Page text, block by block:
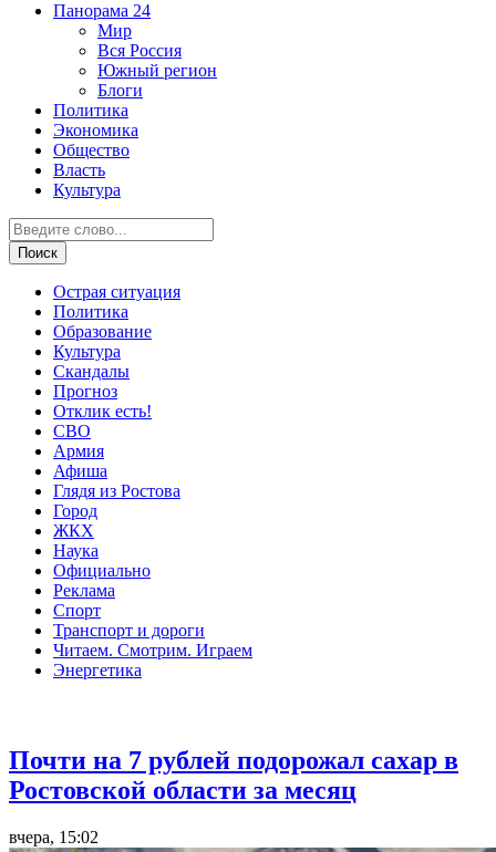
Панорама 24
Мир
Вся Россия
Южный регион
Блоги
Политика
Экономика
Общество
Власть
Культура
Острая ситуация
Политика
Образование
Культура
Скандалы
Прогноз
Отклик есть!
СВО
Армия
Афиша
Глядя из Ростова
Город
ЖКХ
Наука
Официально
Реклама
Спорт
Транспорт и дороги
Читаем. Смотрим. Играем
Энергетика
Почти на 7 рублей подорожал сахар в
Ростовской области за месяц
вчера, 15:02